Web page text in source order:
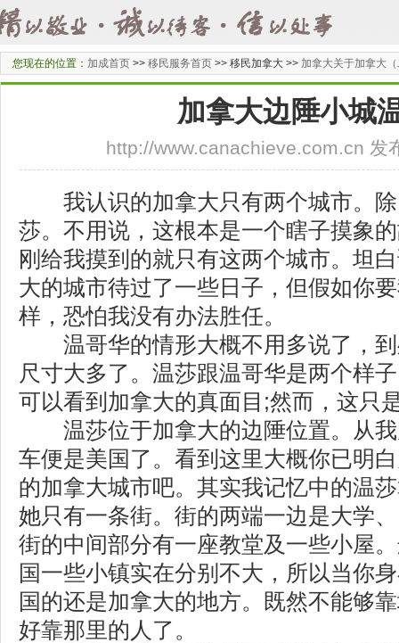
您现在的位置： 加成首页 >> 移民服务首页 >> 移民加拿大 >> 加拿大关于加拿大
加拿大边陲小城
http://www.canachieve.com.cn 发
我认识的加拿大只有两个城市。除
莎。不用说，这根本是一个瞎子摸象
刚给我摸到的就只有这两个城市。坦
大的城市待过了一些日子，但假如你
样，恐怕我没有办法胜任。
温哥华的情形大概不用多说了，到
尺寸大多了。温莎跟温哥华是两个样
可以看到加拿大的真面目;然而，这只
温莎位于加拿大的边陲位置。从我
车便是美国了。看到这里大概你已明
的加拿大城市吧。其实我记忆中的温
她只有一条街。街的两端一边是大学
街的中间部分有一座教堂及一些小屋
国一些小镇实在分别不大，所以当你
国的还是加拿大的地方。既然不能够
好靠那里的人了。